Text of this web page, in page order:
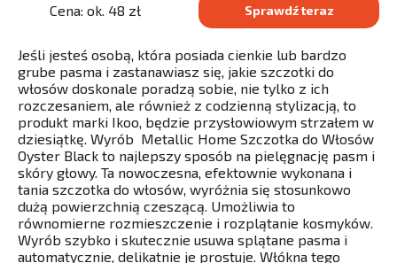
Cena: ok. 48 zł Sprawdź teraz
Jeśli jesteś osobą, która posiada cienkie lub bardzo
grube pasma i zastanawiasz się, jakie szczotki do
włosów doskonale poradzą sobie, nie tylko z ich
rozczesaniem, ale również z codzienną stylizacją, to
produkt marki Ikoo, będzie przysłowiowym strzałem w
dziesiątkę. Wyrób Metallic Home Szczotka do Włosów
Oyster Black to najlepszy sposób na pielęgnację pasm i
skóry głowy. Ta nowoczesna, efektownie wykonana i
tania szczotka do włosów, wyróżnia się stosunkowo
dużą powierzchnią czeszącą. Umożliwia to
równomierne rozmieszczenie i rozplątanie kosmyków.
Wyrób szybko i skutecznie usuwa splątane pasma i
automatycznie, delikatnie je prostuje. Włókna tego